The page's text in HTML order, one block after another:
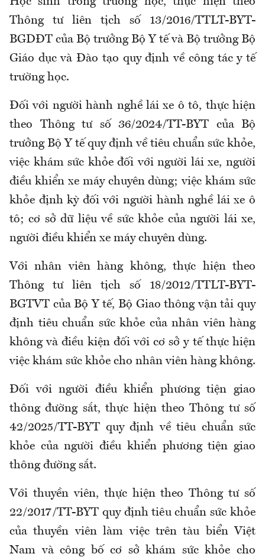
Thông tư liên tịch số 13/2016/TTLT-BYT-
BGDĐT của Bộ trưởng Bộ Y tế và Bộ trưởng Bộ
Giáo dục và Đào tạo quy định về công tác y tế
trường học.
Đối với người hành nghề lái xe ô tô, thực hiện
theo Thông tư số 36/2024/TT-BYT của Bộ
trưởng Bộ Y tế quy định về tiêu chuẩn sức khỏe,
việc khám sức khỏe đối với người lái xe, người
điều khiển xe máy chuyên dùng; việc khám sức
khỏe định kỳ đối với người hành nghề lái xe ô
tô; cơ sở dữ liệu về sức khỏe của người lái xe,
người điều khiển xe máy chuyên dùng.
Với nhân viên hàng không, thực hiện theo
Thông tư liên tịch số 18/2012/TTLT-BYT-
BGTVT của Bộ Y tế, Bộ Giao thông vận tải quy
định tiêu chuẩn sức khỏe của nhân viên hàng
không và điều kiện đối với cơ sở y tế thực hiện
việc khám sức khỏe cho nhân viên hàng không.
Đối với người điều khiển phương tiện giao
thông đường sắt,thực hiện theo Thông tư số
42/2025/TT-BYT quy định về tiêu chuẩn sức
khỏe của người điều khiển phương tiện giao
thông đường sắt.
Với thuyền viên, thực hiện theo Thông tư số
22/2017/TT-BYT quy định tiêu chuẩn sức khỏe
của thuyền viên làm việc trên tàu biển Việt
Nam và công bố cơ sở khám sức khỏe cho